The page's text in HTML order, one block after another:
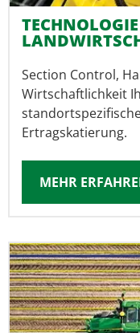
Section Control,
Wirtschaftlichkeit
Ertragskatierung.
MEHR